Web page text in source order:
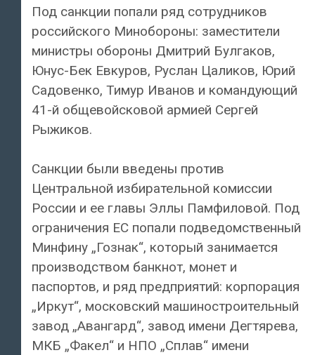
Под санкции попали ряд сотрудников
российского Минобороны: заместители
министры обороны Дмитрий Булгаков,
Юнус-Бек Евкуров, Руслан Цаликов, Юрий
Садовенко, Тимур Иванов и командующий
41-й общевойсковой армией Сергей
Рыжиков.
Санкции были введены против
Центральной избирательной комиссии
России и ее главы Эллы Памфиловой. Под
ограничения ЕС попали подведомственный
Минфину „Гознак“, который занимается
производством банкнот, монет и
паспортов, и ряд предприятий: корпорация
„Иркут“, московский машиностроительный
завод „Авангард“, завод имени Дегтярева,
МКБ „Факел“ и НПО „Сплав“ имени